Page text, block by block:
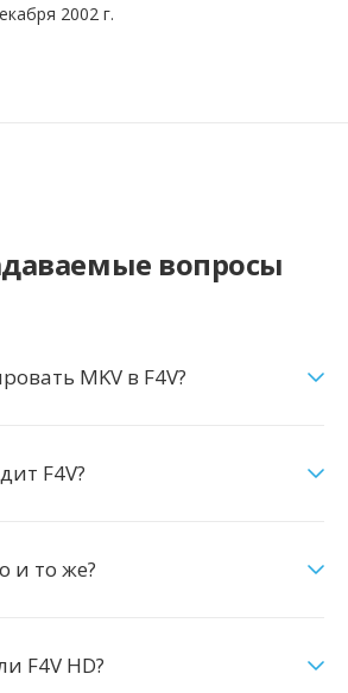
2002 г.
вопросы
MKV в F4V?
F4V?
и то же?
F4V HD?